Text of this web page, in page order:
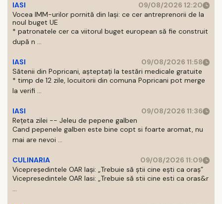
IASI
09/08/2026 12:20
Vocea IMM-urilor pornită din Iași: ce cer antreprenorii de la
noul buget UE
* patronatele cer ca viitorul buget european să fie construit
după n ...
IASI
09/08/2026 11:58
Sătenii din Popricani, așteptați la testări medicale gratuite
* timp de 12 zile, locuitorii din comuna Popricani pot merge
la verifi ...
IASI
09/08/2026 11:36
Rețeta zilei -- Jeleu de pepene galben
Cand pepenele galben este bine copt si foarte aromat, nu
mai are nevoi ...
CULINARIA
09/08/2026 11:09
Vicepreședintele OAR Iași: „Trebuie să știi cine ești ca oraș”
Vicepresedintele OAR Iasi: „Trebuie să stii cine esti ca oras&r
...